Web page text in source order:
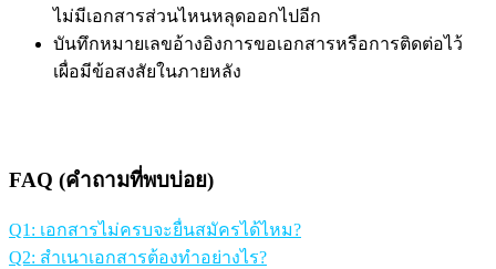
ไม่มีเอกสารส่วนไหนหลุดออกไปอีก
บันทึกหมายเลขอ้างอิงการขอเอกสารหรือการติดต่อไว้
เผื่อมีข้อสงสัยในภายหลัง
FAQ (คำถามที่พบบ่อย)
Q1: เอกสารไม่ครบจะยื่นสมัครได้ไหม?
Q2: สำเนาเอกสารต้องทำอย่างไร?